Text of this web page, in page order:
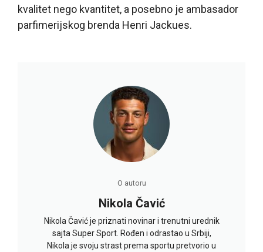
kvalitet nego kvantitet, a posebno je ambasador
parfimerijskog brenda Henri Jackues.
O autoru
Nikola Čavić
Nikola Čavić je priznati novinar i trenutni urednik
sajta Super Sport. Rođen i odrastao u Srbiji,
Nikola je svoju strast prema sportu pretvorio u